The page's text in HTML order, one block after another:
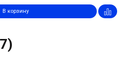
В корзину